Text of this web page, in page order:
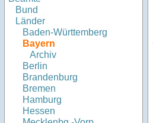
Bund
Länder
Baden-Württemberg
Bayern
Archiv
Berlin
Brandenburg
Bremen
Hamburg
Hessen